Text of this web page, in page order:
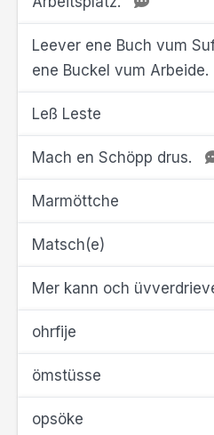
Leever ene Buch vum
ene Buckel vum Arbeide.
Leß Leste
Mach en Schöpp drus.
Marmöttche
Matsch(e)
Mer kann och
ohrfije
ömstüsse
opsöke